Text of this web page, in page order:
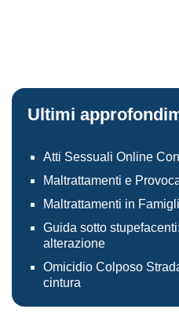
Ultimi
Atti Sessuali Online
Maltrattamenti e
Maltrattamenti in
Guida sotto
alterazione
Omicidio Colposo
cintura